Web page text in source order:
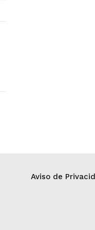
Aviso de